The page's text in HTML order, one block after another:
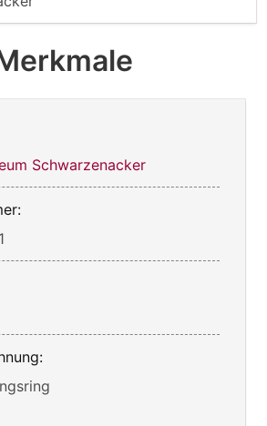
Schwarzenacker